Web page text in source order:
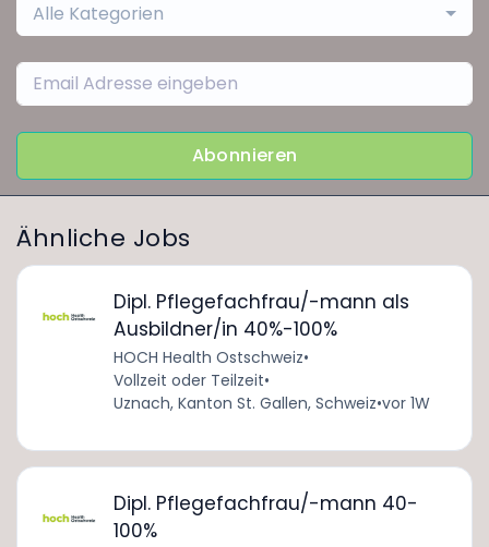
Alle Kategorien
Abonnieren
Ähnliche Jobs
Dipl. Pflegefachfrau/-mann als
Ausbildner/in 40%-100%
HOCH Health Ostschweiz•
Vollzeit oder Teilzeit•
Uznach, Kanton St. Gallen, Schweiz•vor 1W
Dipl. Pflegefachfrau/-mann 40-
100%